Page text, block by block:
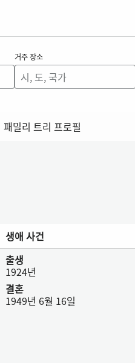
거주 장소
패밀리 트리 프로필
생애 사건
출생
1924년
결혼
1949년 6월 16일